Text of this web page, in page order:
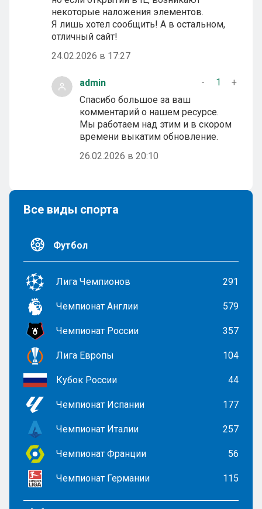
некоторые наложения элементов.
Я лишь хотел сообщить! А в остальном,
отличный сайт!
24.02.2026 в 17:27
admin - 1
+
Спасибо большое за ваш
комментарий о нашем ресурсе.
Мы работаем над этим и в скором
времени выкатим обновление.
26.02.2026 в 20:10
Все виды спорта
Футбол
Лига Чемпионов 291
Чемпионат Англии 579
Чемпионат России 357
Лига Европы 104
Кубок России 44
Чемпионат Испании 177
Чемпионат Италии 257
Чемпионат Франции 56
Чемпионат Германии 115